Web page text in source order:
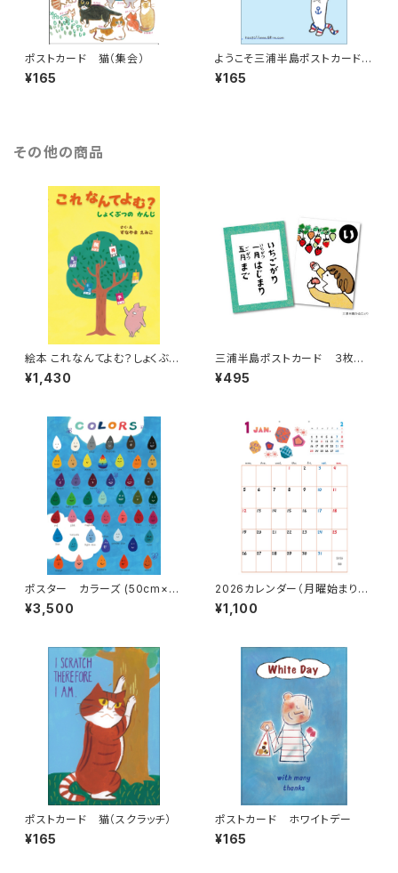
ポストカード 猫（集会）
¥165
ようこそ三浦半島ポストカード
半島ネコ
¥165
その他の商品
絵本 これなんてよむ？しょくぶつ
のかんじ
¥1,430
三浦半島ポストカード ３枚
組 その3
¥495
ポスター カラーズ (50cm×7
0cm)
¥3,500
2026カレンダー（月曜始まり・
日曜始まり）
¥1,100
ポストカード 猫（スクラッチ）
¥165
ポストカード ホワイトデー
¥165